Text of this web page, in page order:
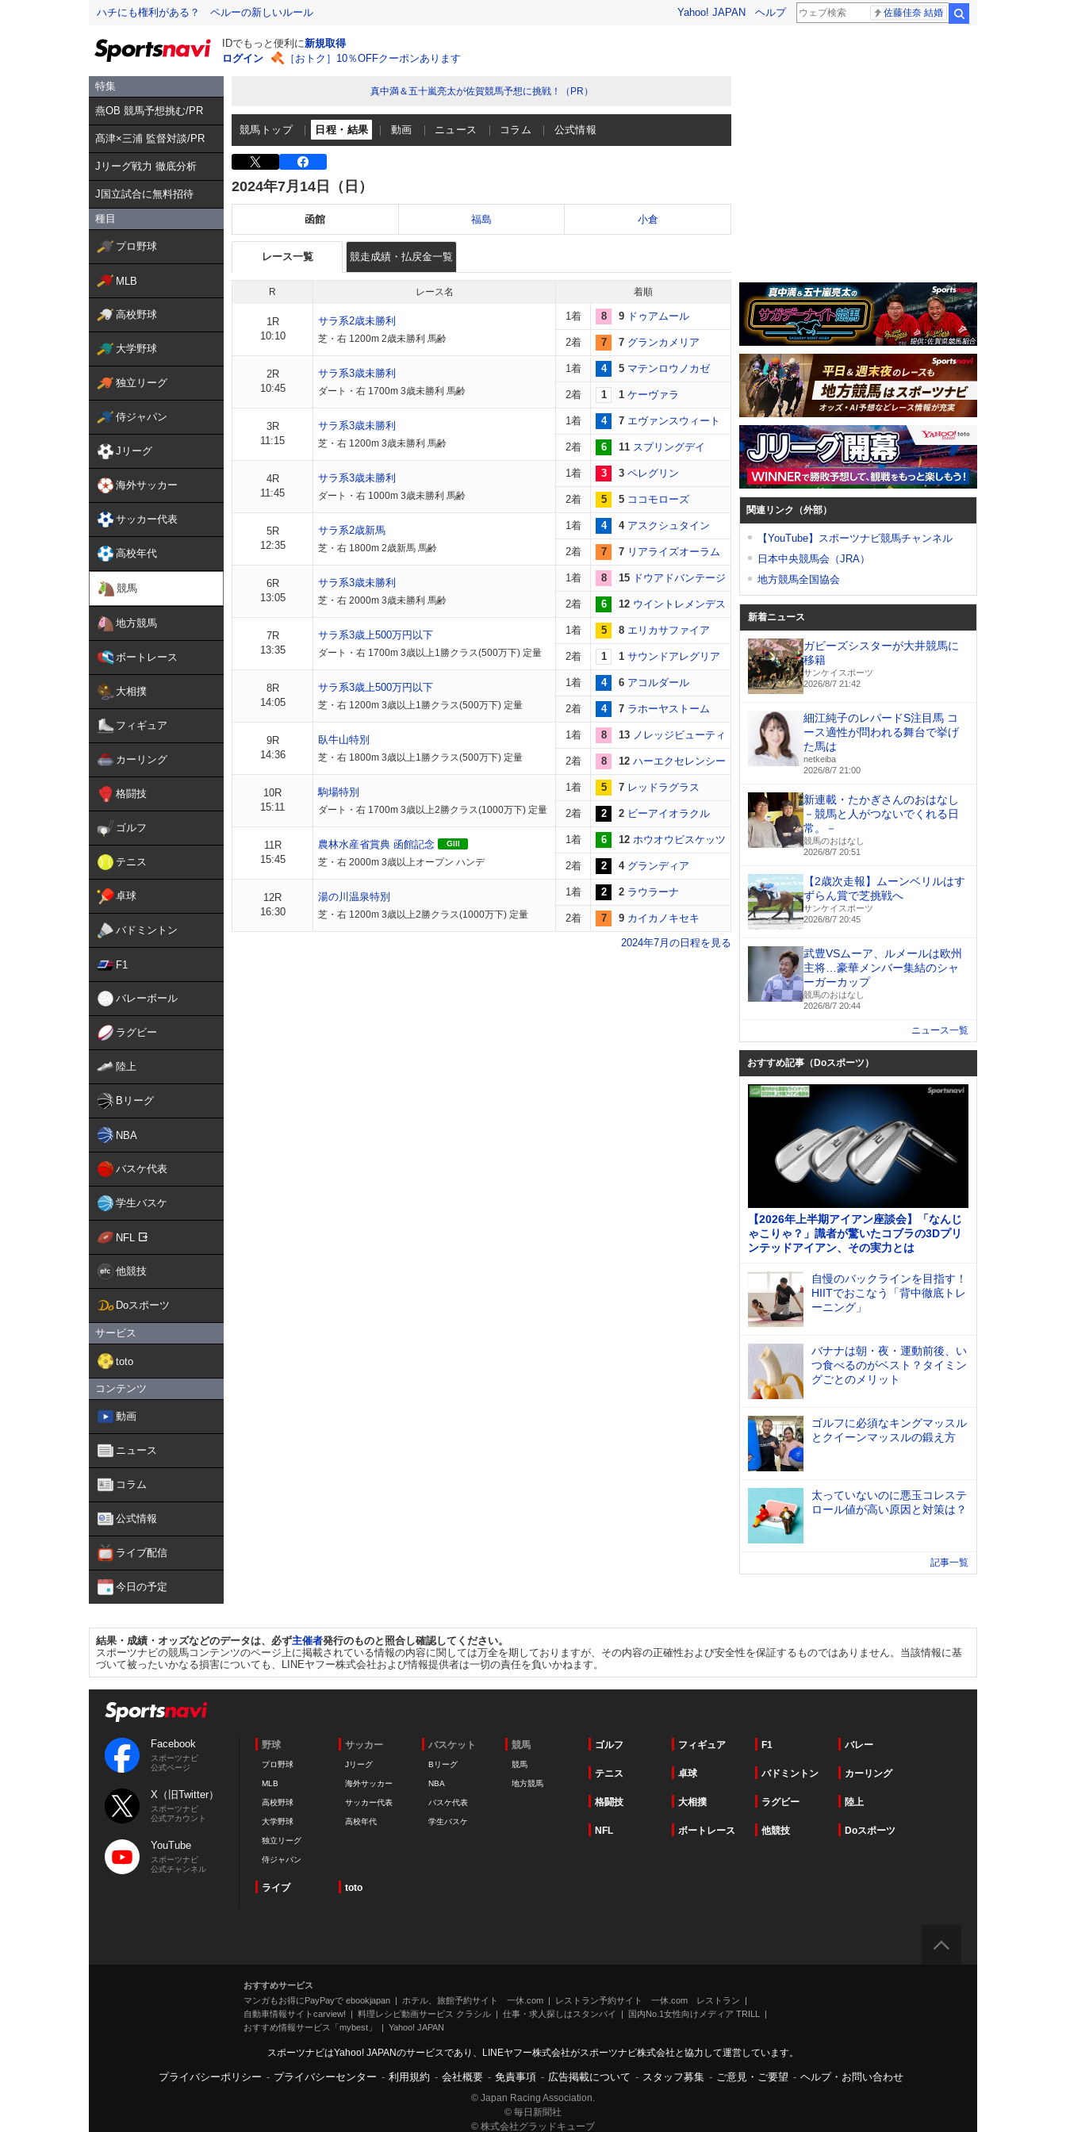
ハチにも権利がある？ ペルーの新しいルール Yahoo! JAPAN ヘルプ 佐藤佳奈 結婚
IDでもっと便利に新規取得
ログイン
［おトク］10％OFFクーポンあります
特集
燕OB 競馬予想挑む/PR
髙津×三浦 監督対談/PR
Jリーグ戦力 徹底分析
J国立試合に無料招待
種目
プロ野球
MLB
高校野球
大学野球
独立リーグ
侍ジャパン
Jリーグ
海外サッカー
サッカー代表
高校年代
競馬
地方競馬
ボートレース
大相撲
フィギュア
カーリング
格闘技
ゴルフ
テニス
卓球
バドミントン
F1
バレーボール
ラグビー
陸上
Bリーグ
NBA
バスケ代表
学生バスケ
NFL
他競技
Doスポーツ
サービス
toto
コンテンツ
動画
ニュース
コラム
公式情報
ライブ配信
今日の予定
真中満＆五十嵐亮太が佐賀競馬予想に挑戦！（PR）
競馬トップ 日程・結果 動画 ニュース コラム 公式情報
2024年7月14日（日）
函館 福島 小倉
レース一覧 競走成績・払戻金一覧
R レース名 着順
1R
10:10
サラ系2歳未勝利
芝・右 1200m 2歳未勝利 馬齢
1着 8 9 ドゥアムール
2着 7 7 グランカメリア
2R
10:45
サラ系3歳未勝利
ダート・右 1700m 3歳未勝利 馬齢
1着 4 5 マテンロウノカゼ
2着 1 1 ケーヴァラ
3R
11:15
サラ系3歳未勝利
芝・右 1200m 3歳未勝利 馬齢
1着 4 7 エヴァンスウィート
2着 6 11 スプリングデイ
4R
11:45
サラ系3歳未勝利
ダート・右 1000m 3歳未勝利 馬齢
1着 3 3 ペレグリン
2着 5 5 ココモローズ
5R
12:35
サラ系2歳新馬
芝・右 1800m 2歳新馬 馬齢
1着 4 4 アスクシュタイン
2着 7 7 リアライズオーラム
6R
13:05
サラ系3歳未勝利
芝・右 2000m 3歳未勝利 馬齢
1着 8 15 ドウアドバンテージ
2着 6 12 ウイントレメンデス
7R
13:35
サラ系3歳上500万円以下
ダート・右 1700m 3歳以上1勝クラス(500万下) 定量
1着 5 8 エリカサファイア
2着 1 1 サウンドアレグリア
8R
14:05
サラ系3歳上500万円以下
芝・右 1200m 3歳以上1勝クラス(500万下) 定量
1着 4 6 アコルダール
2着 4 7 ラホーヤストーム
9R
14:36
臥牛山特別
芝・右 1800m 3歳以上1勝クラス(500万下) 定量
1着 8 13 ノレッジビューティ
2着 8 12 ハーエクセレンシー
10R
15:11
駒場特別
ダート・右 1700m 3歳以上2勝クラス(1000万下) 定量
1着 5 7 レッドラグラス
2着 2 2 ビーアイオラクル
11R
15:45
農林水産省賞典 函館記念 GIII
芝・右 2000m 3歳以上オープン ハンデ
1着 6 12 ホウオウビスケッツ
2着 2 4 グランディア
12R
16:30
湯の川温泉特別
芝・右 1200m 3歳以上2勝クラス(1000万下) 定量
1着 2 2 ラウラーナ
2着 7 9 カイカノキセキ
2024年7月の日程を見る
関連リンク（外部）
【YouTube】スポーツナビ競馬チャンネル
日本中央競馬会（JRA）
地方競馬全国協会
新着ニュース
ガビーズシスターが大井競馬に
移籍
サンケイスポーツ
2026/8/7 21:42
細江純子のレパードS注目馬 コ
ース適性が問われる舞台で挙げ
た馬は
netkeiba
2026/8/7 21:00
新連載・たかぎさんのおはなし
－競馬と人がつないでくれる日
常。－
競馬のおはなし
2026/8/7 20:51
【2歳次走報】ムーンベリルはす
ずらん賞で芝挑戦へ
サンケイスポーツ
2026/8/7 20:45
武豊VSムーア、ルメールは欧州
主将…豪華メンバー集結のシャ
ーガーカップ
競馬のおはなし
2026/8/7 20:44
ニュース一覧
おすすめ記事（Doスポーツ）
【2026年上半期アイアン座談会】「なんじ
ゃこりゃ？」識者が驚いたコブラの3Dプリ
ンテッドアイアン、その実力とは
自慢のバックラインを目指す！
HIITでおこなう「背中徹底トレ
ーニング」
バナナは朝・夜・運動前後、い
つ食べるのがベスト？タイミン
グごとのメリット
ゴルフに必須なキングマッスル
とクイーンマッスルの鍛え方
太っていないのに悪玉コレステ
ロール値が高い原因と対策は？
記事一覧
結果・成績・オッズなどのデータは、必ず主催者発行のものと照合し確認してください。
スポーツナビの競馬コンテンツのページ上に掲載されている情報の内容に関しては万全を期しておりますが、その内容の正確性および安全性を保証するものではありません。当該情報に基
づいて被ったいかなる損害についても、LINEヤフー株式会社および情報提供者は一切の責任を負いかねます。
Facebook
スポーツナビ
公式ページ
X（旧Twitter）
スポーツナビ
公式アカウント
YouTube
スポーツナビ
公式チャンネル
野球
プロ野球
MLB
高校野球
大学野球
独立リーグ
侍ジャパン
サッカー
Jリーグ
海外サッカー
サッカー代表
高校年代
バスケット
Bリーグ
NBA
バスケ代表
学生バスケ
競馬
競馬
地方競馬
ゴルフ フィギュア F1 バレー
テニス 卓球 バドミントン カーリング
格闘技 大相撲 ラグビー 陸上
NFL ボートレース 他競技 Doスポーツ
ライブ toto
おすすめサービス
マンガもお得にPayPayで ebookjapan
ホテル、旅館予約サイト 一休.com
レストラン予約サイト 一休.com レストラン
自動車情報サイトcarview!
料理レシピ動画サービス クラシル 仕事・求人探しはスタンバイ
国内No.1女性向けメディア TRILL
おすすめ情報サービス「mybest」
Yahoo! JAPAN
スポーツナビはYahoo! JAPANのサービスであり、LINEヤフー株式会社がスポーツナビ株式会社と協力して運営しています。
プライバシーポリシー - プライバシーセンター - 利用規約 - 会社概要 - 免責事項 - 広告掲載について - スタッフ募集 - ご意見・ご要望 - ヘルプ・お問い合わせ
© Japan Racing Association.
© 毎日新聞社
© 株式会社グラッドキューブ